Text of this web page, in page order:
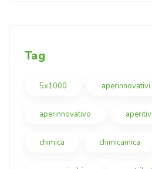
Tag
5x1000 aperinnovativi
aperinnovativo
chimica chimicamica